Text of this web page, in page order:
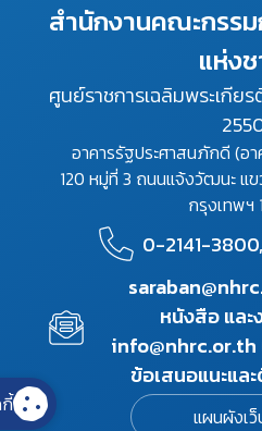
สำนักงานคณะกรร
แห่ง
ศูนย์ราชการเฉลิมพระเกีย
อาคารรัฐประศาสนภักดี (อ
120 หมู่ที่ 3 ถนนแจ้งวัฒนะ แ
กรุงเทพฯ
0-2141-3800,
หนังสือ แล
ข้อเสนอแนะแล
แผนผังเ